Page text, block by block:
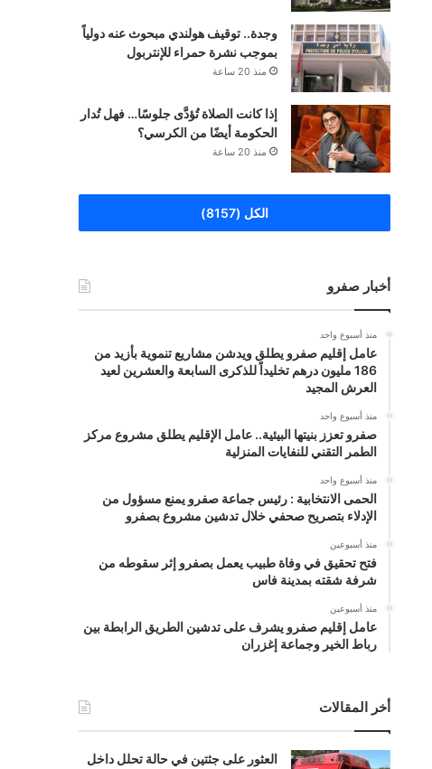
وجدة.. توقيف هولندي مبحوث عنه دولياً
بموجب نشرة حمراء للإنتربول
منذ 20 ساعة
إذا كانت الصلاة تُؤدَّى جلوسًا… فهل تُدار
الحكومة أيضًا من الكرسي؟
منذ 20 ساعة
الكل (8157)
أخبار صفرو
منذ أسبوع واحد
عامل إقليم صفرو يطلق ويدشن مشاريع تنموية بأزيد من
186 مليون درهم تخليداً للذكرى السابعة والعشرين لعيد
العرش المجيد
منذ أسبوع واحد
صفرو تعزز بنيتها البيئية.. عامل الإقليم يطلق مشروع مركز
الطمر التقني للنفايات المنزلية
منذ أسبوع واحد
الحمى الانتخابية : رئيس جماعة صفرو يمنع مسؤول من
الإدلاء بتصريح صحفي خلال تدشين مشروع بصفرو
منذ أسبوعين
فتح تحقيق في وفاة طبيب يعمل بصفرو إثر سقوطه من
شرفة شقته بمدينة فاس
منذ أسبوعين
عامل إقليم صفرو يشرف على تدشين الطريق الرابطة بين
رباط الخير وجماعة إغزران
أخر المقالات
العثور على جثتين في حالة تحلل داخل